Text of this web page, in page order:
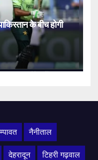
के बीच होगी
नैनीताल
देहरादून टिहरी गढ़वाल